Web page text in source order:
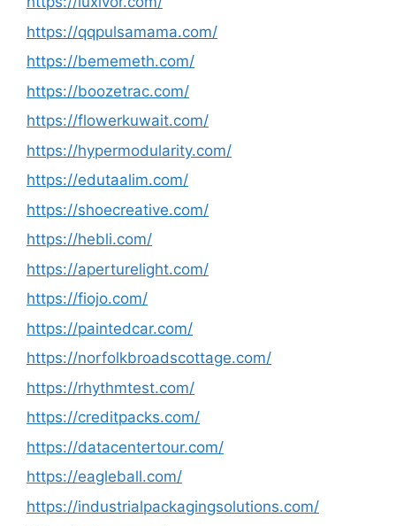
https://qqpulsamama.com/
https://bememeth.com/
https://boozetrac.com/
https://flowerkuwait.com/
https://hypermodularity.com/
https://edutaalim.com/
https://shoecreative.com/
https://hebli.com/
https://aperturelight.com/
https://fiojo.com/
https://paintedcar.com/
https://norfolkbroadscottage.com/
https://rhythmtest.com/
https://creditpacks.com/
https://datacentertour.com/
https://eagleball.com/
https://industrialpackagingsolutions.com/